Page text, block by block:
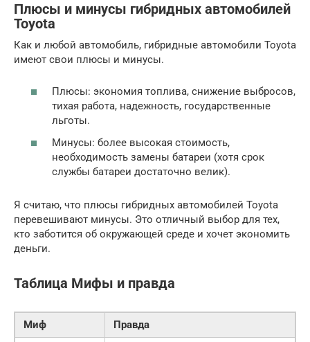
Плюсы и минусы гибридных автомобилей
Toyota
Как и любой автомобиль, гибридные автомобили Toyota
имеют свои плюсы и минусы.
Плюсы: экономия топлива, снижение выбросов,
тихая работа, надежность, государственные
льготы.
Минусы: более высокая стоимость,
необходимость замены батареи (хотя срок
службы батареи достаточно велик).
Я считаю, что плюсы гибридных автомобилей Toyota
перевешивают минусы. Это отличный выбор для тех,
кто заботится об окружающей среде и хочет экономить
деньги.
Таблица Мифы и правда
Миф
Правда